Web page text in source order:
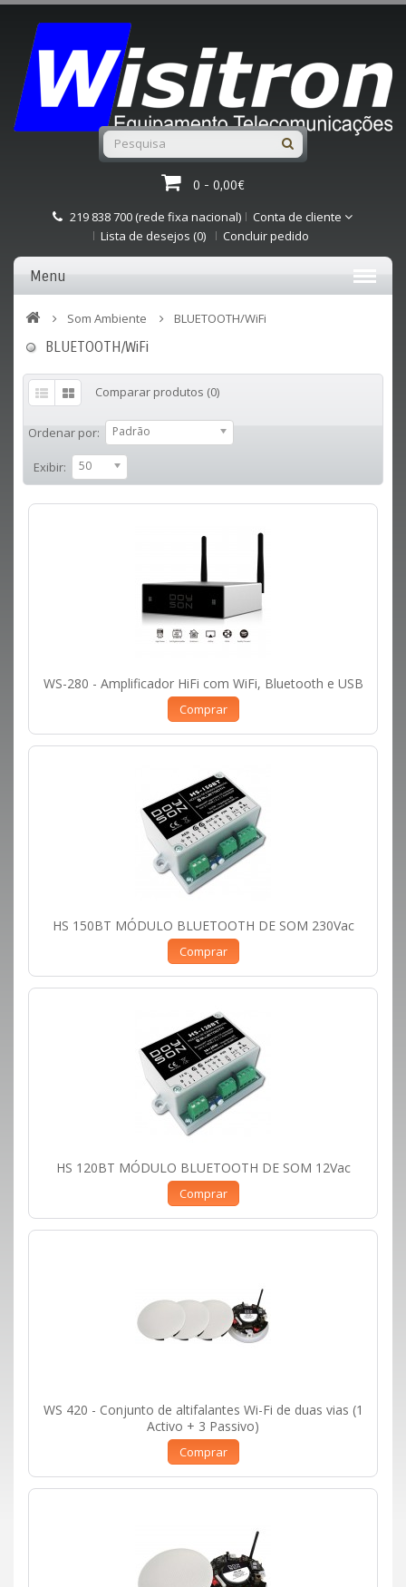
0 - 0,00€
219 838 700 (rede fixa nacional)
Conta de cliente
Lista de desejos (0)
Concluir pedido
Menu
Som Ambiente BLUETOOTH/WiFi
BLUETOOTH/WiFi
Comparar produtos (0)
Ordenar por: Padrão
Exibir: 50
WS-280 - Amplificador HiFi com WiFi, Bluetooth e USB
Comprar
HS 150BT MÓDULO BLUETOOTH DE SOM 230Vac
Comprar
HS 120BT MÓDULO BLUETOOTH DE SOM 12Vac
Comprar
WS 420 - Conjunto de altifalantes Wi-Fi de duas vias (1
Activo + 3 Passivo)
Comprar